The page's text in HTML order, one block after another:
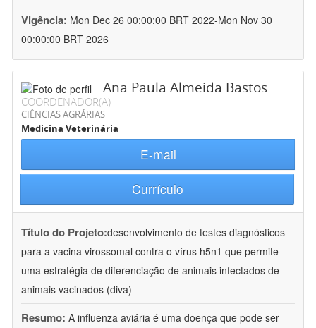
Vigência: Mon Dec 26 00:00:00 BRT 2022-Mon Nov 30
00:00:00 BRT 2026
Ana Paula Almeida Bastos
COORDENADOR(A)
CIÊNCIAS AGRÁRIAS
Medicina Veterinária
E-mail
Currículo
Título do Projeto:desenvolvimento de testes diagnósticos
para a vacina virossomal contra o vírus h5n1 que permite
uma estratégia de diferenciação de animais infectados de
animais vacinados (diva)
Resumo: A influenza aviária é uma doença que pode ser